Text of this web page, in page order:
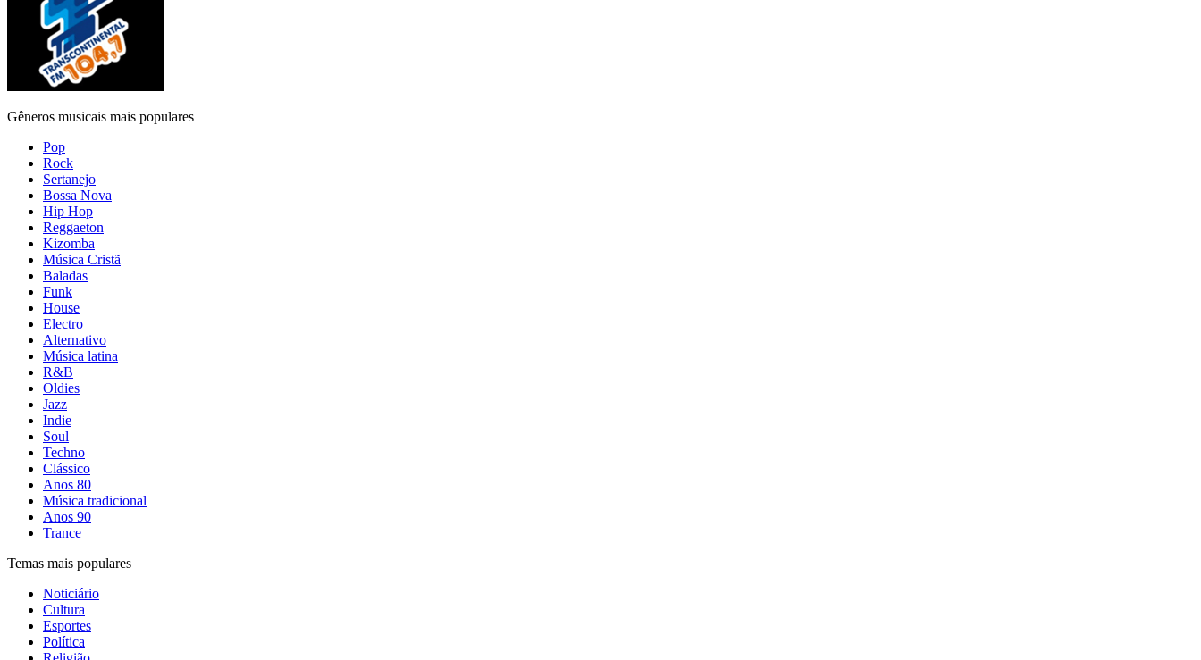
Gêneros musicais mais populares
Pop
Rock
Sertanejo
Bossa Nova
Hip Hop
Reggaeton
Kizomba
Música Cristã
Baladas
Funk
House
Electro
Alternativo
Música latina
R&B
Oldies
Jazz
Indie
Soul
Techno
Clássico
Anos 80
Música tradicional
Anos 90
Trance
Temas mais populares
Noticiário
Cultura
Esportes
Política